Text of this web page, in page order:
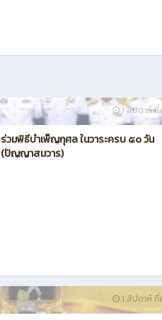
1 สัปดาห์ ที่
ร่วมพิธีบำเพ็ญกุศล ในวาระครบ ๕๐ วัน
(ปัญญาสมวาร)
1 สัปดาห์ ที่